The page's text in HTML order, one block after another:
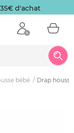
d'achat
bébé Drap